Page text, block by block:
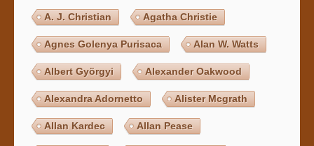
A. J. Christian Agatha Christie
Agnes Golenya Purisaca Alan W. Watts
Albert Györgyi Alexander Oakwood
Alexandra Adornetto Alister Mcgrath
Allan Kardec Allan Pease